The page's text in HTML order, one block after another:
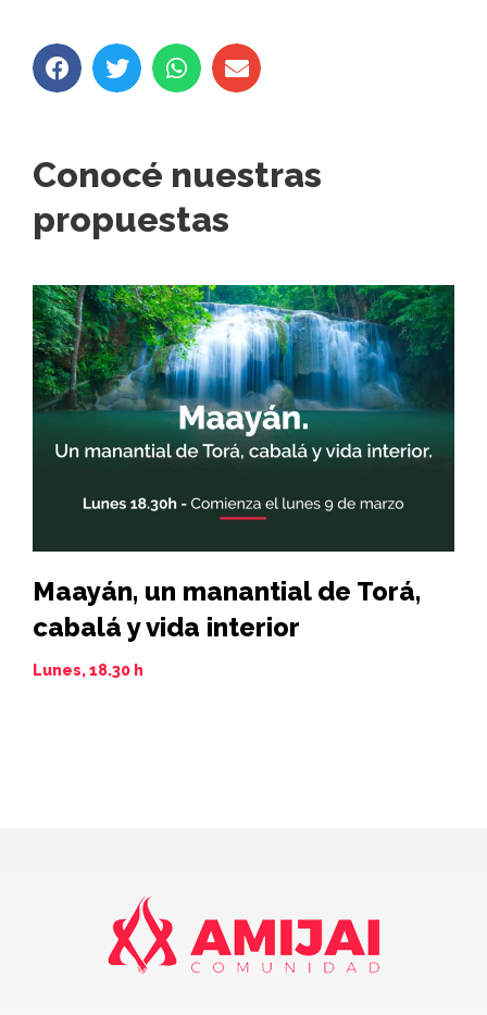
Conocé nuestras
propuestas
Maayán, un manantial de Torá,
cabalá y vida interior
Lunes, 18.30 h